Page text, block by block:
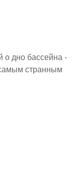
о дно бассейна -
странным